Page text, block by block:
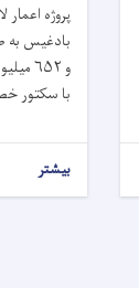
پروژه
با سکتور
بیشتر